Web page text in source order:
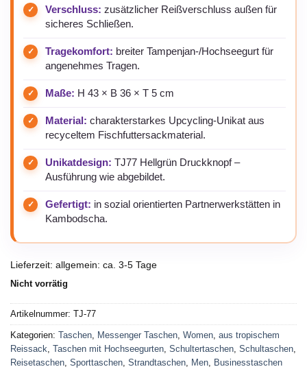
Verschluss: zusätzlicher Reißverschluss außen für
sicheres Schließen.
Tragekomfort: breiter Tampenjan-/Hochseegurt für
angenehmes Tragen.
Maße: H 43 × B 36 × T 5 cm
Material: charakterstarkes Upcycling-Unikat aus
recyceltem Fischfuttersackmaterial.
Unikatdesign: TJ77 Hellgrün Druckknopf –
Ausführung wie abgebildet.
Gefertigt: in sozial orientierten Partnerwerkstätten in
Kambodscha.
Lieferzeit: allgemein: ca. 3-5 Tage
Nicht vorrätig
Artikelnummer: TJ-77
Kategorien: Taschen, Messenger Taschen, Women, aus tropischem
Reissack, Taschen mit Hochseegurten, Schultertaschen, Schultaschen,
Reisetaschen, Sporttaschen, Strandtaschen, Men, Businesstaschen